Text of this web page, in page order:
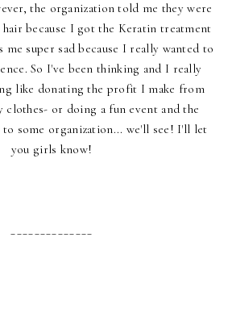
the organization told me they were
because I got the Keratin treatment
me super sad because I really wanted to
So I've been thinking and I really
like donating the profit I make from
clothes- or doing a fun event and the
some organization... we'll see! I'll let
you girls know!